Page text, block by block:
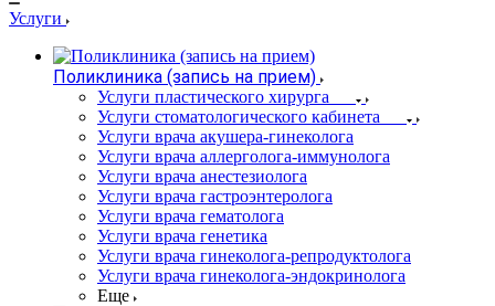
Услуги
Поликлиника (запись на прием)
Услуги пластического хирурга
Услуги стоматологического кабинета
Услуги врача акушера-гинеколога
Услуги врача аллерголога-иммунолога
Услуги врача анестезиолога
Услуги врача гастроэнтеролога
Услуги врача гематолога
Услуги врача генетика
Услуги врача гинеколога-репродуктолога
Услуги врача гинеколога-эндокринолога
Еще